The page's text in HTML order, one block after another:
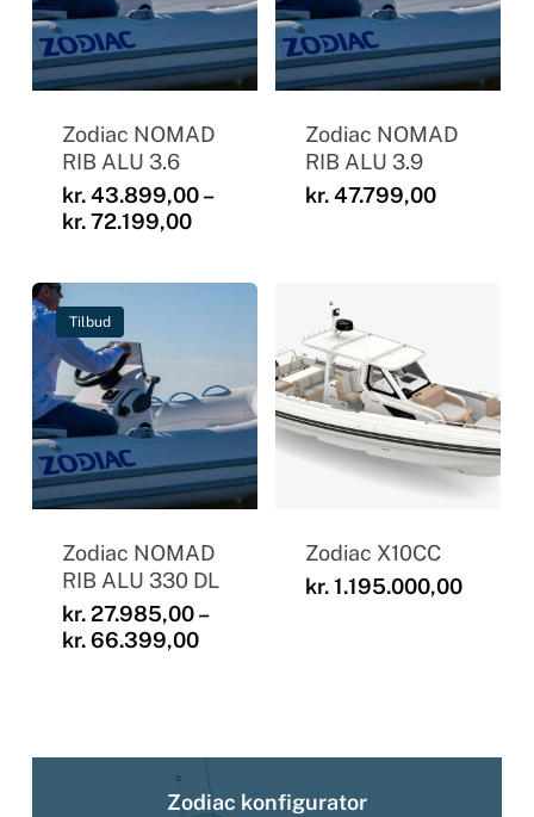
Zodiac NOMAD
RIB ALU 3.6
kr.43.899,00–
kr.72.199,00Prisinterval:
Zodiac NOMAD
RIB ALU 3.9
kr.47.799,00
Tilbud
Zodiac NOMAD
RIB ALU 330 DL
kr.27.985,00–
kr.66.399,00Prisinterval:
Zodiac X10CC
kr.1.195.000,00
Zodiac konfigurator